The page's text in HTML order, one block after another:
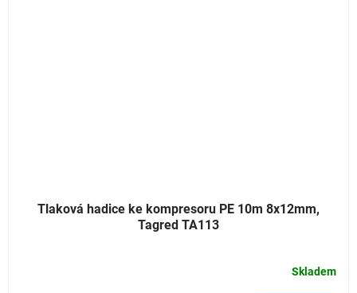
Tlaková hadice ke kompresoru PE 10m 8x12mm,
Tagred TA113
Skladem